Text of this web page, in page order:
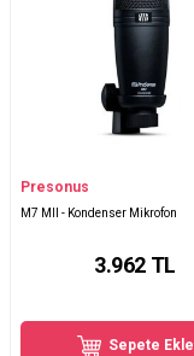
Presonus
M7 MII - Kondenser Mikrofon
3.962 TL
Sepete Ekle